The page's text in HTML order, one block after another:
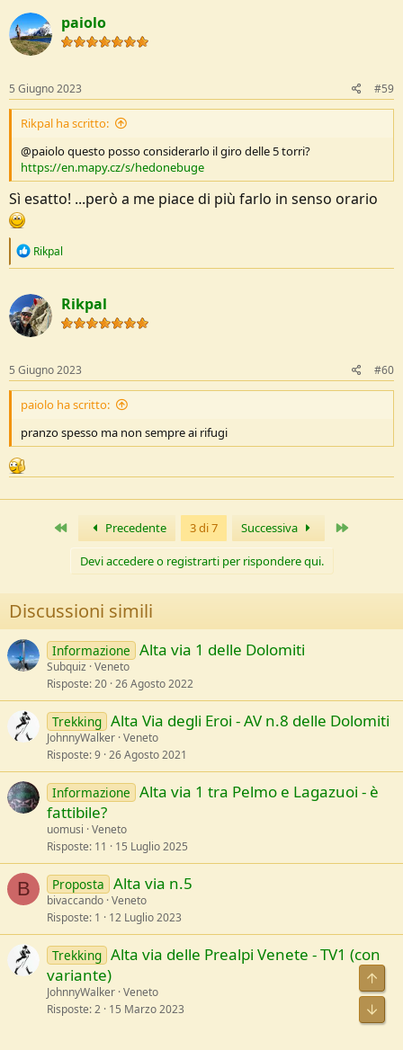
paiolo
5 Giugno 2023 #59
Rikpal ha scritto:
@paiolo questo posso considerarlo il giro delle 5 torri?
https://en.mapy.cz/s/hedonebuge
Sì esatto! ...però a me piace di più farlo in senso orario
R
c
t
i
o
s
:
Rikpal
Rikpal
5 Giugno 2023 #60
paiolo ha scritto:
pranzo spesso ma non sempre ai rifugi
Primo Precedente 3 di 7 Successiva
Devi accedere o registrarti per rispondere qui.
Discussioni simili
Informazione Alta via 1 delle Dolomiti
Subquiz Veneto
Risposte 20 26 Agosto 2022
Trekking Alta Via degli Eroi - AV n.8 delle Dolomiti
JohnnyWalker Veneto
Risposte 9 26 Agosto 2021
Informazione Alta via 1 tra Pelmo e Lagazuoi - è
fattibile?
uomusi Veneto
Risposte 11 15 Luglio 2025
B Proposta Alta via n.5
bivaccando Veneto
Risposte 1 12 Luglio 2023
Trekking Alta via delle Prealpi Venete - TV1 (con
variante)
JohnnyWalker Veneto
Risposte 2 15 Marzo 2023